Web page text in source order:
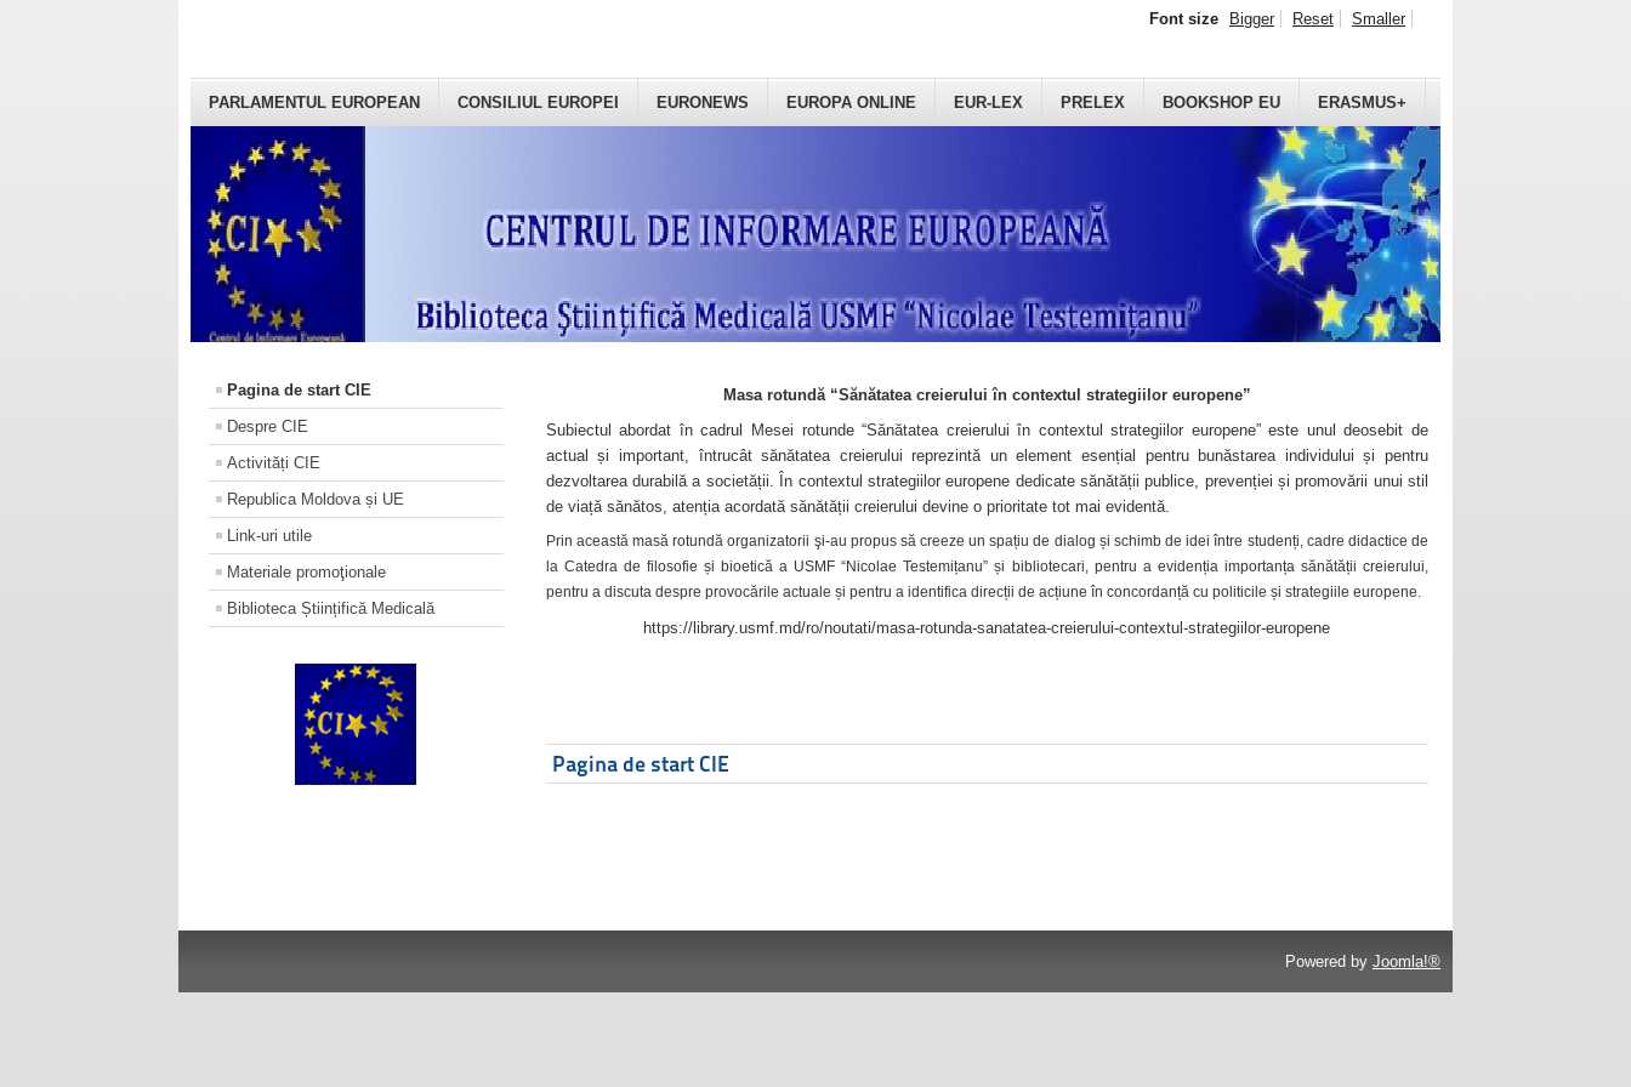
PARLAMENTUL EUROPEAN CONSILIUL EUROPEI EURONEWS EUROPA ONLINE EUR-LEX PRELEX BOOKSHOP EU ERASMUS+
Font size Bigger Reset Smaller
Pagina de start CIE
Despre CIE
Activități CIE
Republica Moldova și UE
Link-uri utile
Materiale promoţionale
Biblioteca Științifică Medicală
Masa rotundă “Sănătatea creierului în contextul strategiilor europene”
Subiectul abordat în cadrul Mesei rotunde “Sănătatea creierului în contextul strategiilor europene” este unul deosebit de
actual și important, întrucât sănătatea creierului reprezintă un element esențial pentru bunăstarea individului și pentru
dezvoltarea durabilă a societății. În contextul strategiilor europene dedicate sănătății publice, prevenției și promovării unui stil
de viață sănătos, atenția acordată sănătății creierului devine o prioritate tot mai evidentă.
Prin această masă rotundă organizatorii şi-au propus să creeze un spațiu de dialog și schimb de idei între studenți, cadre didactice de
la Catedra de filosofie și bioetică a USMF “Nicolae Testemițanu” și bibliotecari, pentru a evidenția importanța sănătății creierului,
pentru a discuta despre provocările actuale și pentru a identifica direcții de acțiune în concordanță cu politicile și strategiile europene.
https://library.usmf.md/ro/noutati/masa-rotunda-sanatatea-creierului-contextul-strategiilor-europene
Pagina de start CIE
Powered by Joomla!®